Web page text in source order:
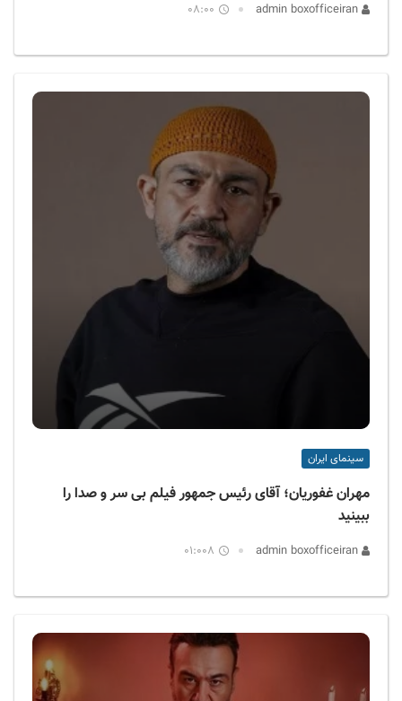
08:00
سینمای ایران
مهران غفوریان؛ آقای رئیس جمهور فیلم بی سر و صدا را
ببینید
01:008